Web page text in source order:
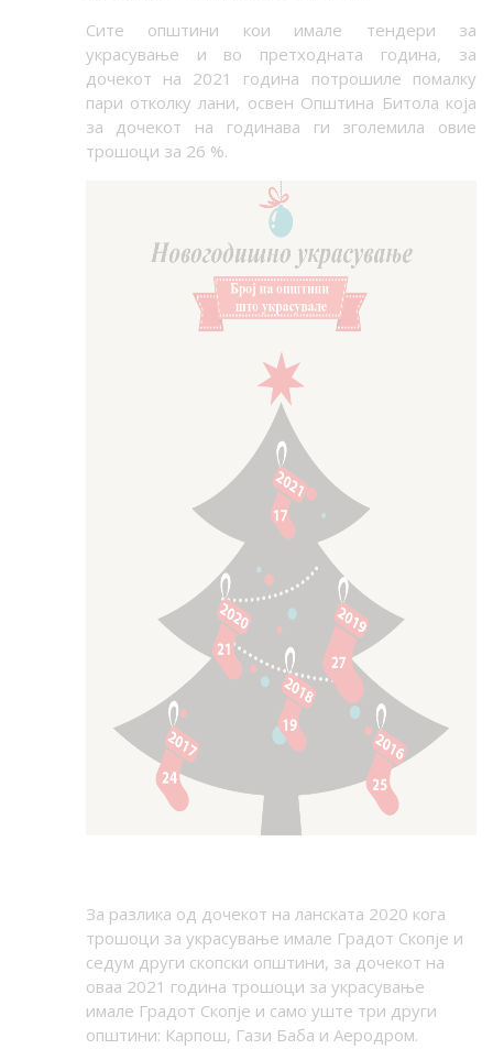
Сите општини кои имале тендери за
украсување и во претходната година, за
дочекот на 2021 година потрошиле помалку
пари отколку лани, освен Општина Битола која
за дочекот на годинава ги зголемила овие
трошоци за 26 %.
За разлика од дочекот на ланската 2020 кога
трошоци за украсување имале Градот Скопје и
седум други скопски општини, за дочекот на
оваа 2021 година трошоци за украсување
имале Градот Скопје и само уште три други
општини: Карпош, Гази Баба и Аеродром.